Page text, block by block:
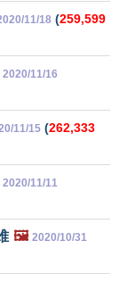
11/18 (259,599
2020/11/16
11/15 (262,333
2020/11/11
🖼️ 2020/10/31